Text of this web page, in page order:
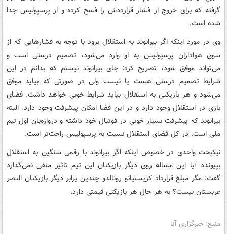
گرفته که برای خروج از فشار قرارددش را فسخ کرده و از پرسپولیس جدا
شده است.
وی در مورد اینکه اگر بیرانوند به استقلال برود با توجه به فشارهایی که از
سوی هواداران پرسپولیس به او وارد می‌شود، تصمیم درستی است و
می‌تواند موفق شود، تصریح کرد: جای بیرانوند نیستم که بدانم در این
شرایط تصمیم درستی هست یا نیست ولی در صورتی که بیاید موفق
می‌شود و هر بازیکنی به استقلال بیاید شرایط خوبی خواهد داشت. فضای
بازی در استقلال وجود دارد و در این فضا امکان پیشرفت وجود دارد. البته
بیرانوند که پیشرفت بسیار خوبی در فوتبال خود داشته و دروازه‌بان اول تیم
ملی است. در کل فضای استقلال نسبت به پرسپولیس راحت‌تر است.
نیکبخت واحدی در خصوص اینکه اگر بیرانوند با رقمی سنگین به استقلال
بپیوندد آیا این مساله روی دیگر بازیکنان این تیم تاثیر منفی نمی‌گذارد
گفت: مگر مبلغ قرارداد کریستیانو رونالدو چندین برابر دیگر بازیکنان النصر
عربستان نیست؟ به هر حال هر بازیکنی قیمتی دارد.
منبع: خبرگزاری آنا